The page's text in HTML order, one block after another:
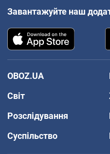
Завантажуйте наш
OBOZ.UA
Світ
Розслідування
Суспільство